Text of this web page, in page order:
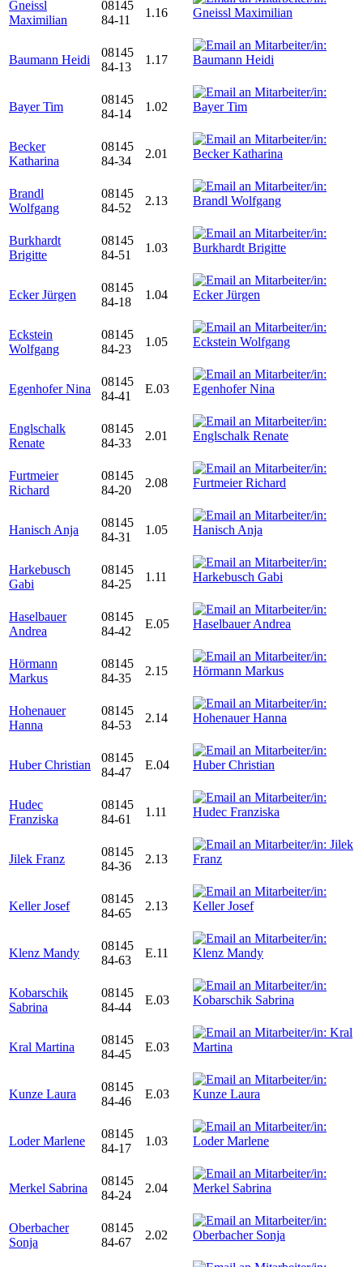
Gneissl
Maximilian
08145
84-11
1.16
Baumann Heidi
08145
84-13
1.17
Bayer Tim
08145
84-14
1.02
Becker
Katharina
08145
84-34
2.01
Brandl
Wolfgang
08145
84-52
2.13
Burkhardt
Brigitte
08145
84-51
1.03
Ecker Jürgen
08145
84-18
1.04
Eckstein
Wolfgang
08145
84-23
1.05
Egenhofer Nina
08145
84-41
E.03
Englschalk
Renate
08145
84-33
2.01
Furtmeier
Richard
08145
84-20
2.08
Hanisch Anja
08145
84-31
1.05
Harkebusch
Gabi
08145
84-25
1.11
Haselbauer
Andrea
08145
84-42
E.05
Hörmann
Markus
08145
84-35
2.15
Hohenauer
Hanna
08145
84-53
2.14
Huber Christian
08145
84-47
E.04
Hudec
Franziska
08145
84-61
1.11
Jilek Franz
08145
84-36
2.13
Keller Josef
08145
84-65
2.13
Klenz Mandy
08145
84-63
E.11
Kobarschik
Sabrina
08145
84-44
E.03
Kral Martina
08145
84-45
E.03
Kunze Laura
08145
84-46
E.03
Loder Marlene
08145
84-17
1.03
Merkel Sabrina
08145
84-24
2.04
Oberbacher
Sonja
08145
84-67
2.02